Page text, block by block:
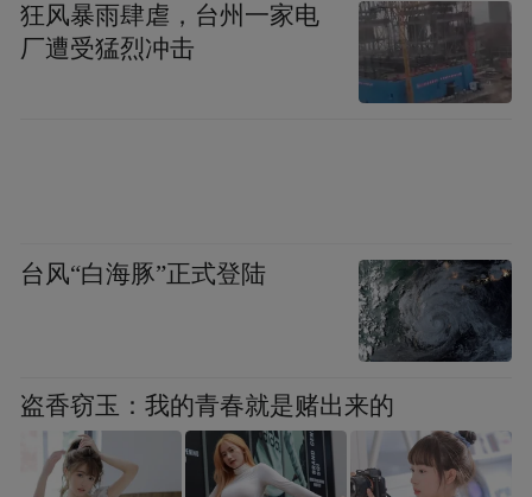
宜的培育土壤。
随着“十五五”规划全面开局，上海正加速成
位OPC在临港、在上海这片创新创业的热土
上，找到属于自己的舞台，定义属于自己的
“特别声明：以上作品内容(包括在内的视频、图片或音
频)为凤凰网旗下自媒体平台“大风号”用户上传并发
布，本平台仅提供信息存储空间服务。
狂风暴雨肆虐，台州一家电
厂遭受猛烈冲击
台风“白海豚”正式登陆
盗香窃玉：我的青春就是赌出来的